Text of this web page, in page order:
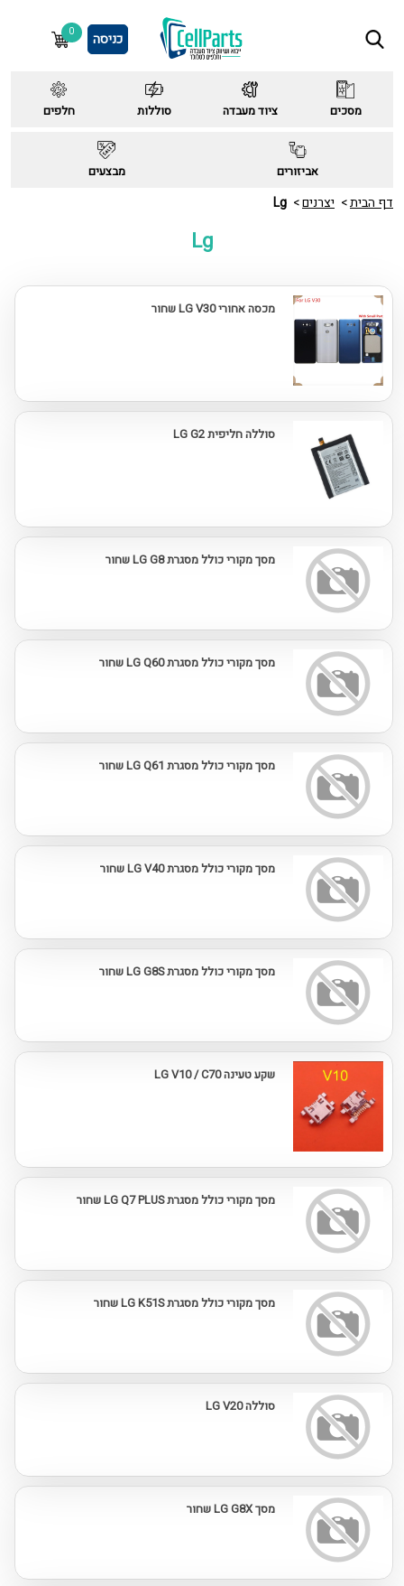
כניסה 0
מסכים ציוד מעבדה סוללות חלפים
אביזורים מבצעים
דף הבית יצרנים Lg
Lg
מכסה אחורי LG V30 שחור
סוללה חליפית LG G2
מסך מקורי כולל מסגרת LG G8 שחור
מסך מקורי כולל מסגרת LG Q60 שחור
מסך מקורי כולל מסגרת LG Q61 שחור
מסך מקורי כולל מסגרת LG V40 שחור
מסך מקורי כולל מסגרת LG G8S שחור
שקע טעינה LG V10 / C70
מסך מקורי כולל מסגרת LG Q7 PLUS שחור
מסך מקורי כולל מסגרת LG K51S שחור
סוללה LG V20
מסך LG G8X שחור